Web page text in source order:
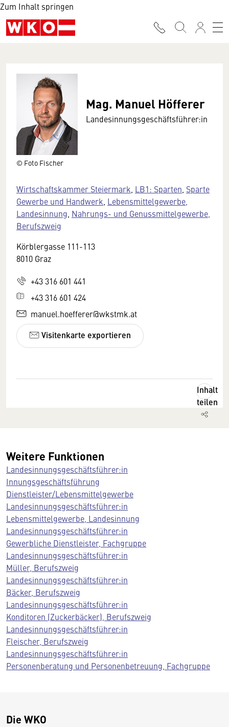
Zum Inhalt springen
© Foto Fischer
Mag. Manuel Höfferer
Landesinnungsgeschäftsführer:in
Wirtschaftskammer Steiermark LB1: Sparten Sparte
Gewerbe und Handwerk Lebensmittelgewerbe,
Landesinnung Nahrungs- und Genussmittelgewerbe,
Berufszweig
Körblergasse 111-113
8010 Graz
+43 316 601 441
+43 316 601 424
manuel.hoefferer@wkstmk.at
Visitenkarte exportieren
Inhalt
teilen
Weitere Funktionen
Landesinnungsgeschäftsführer:in
Innungsgeschäftsführung
Dienstleister/Lebensmittelgewerbe
Landesinnungsgeschäftsführer:in
Lebensmittelgewerbe, Landesinnung
Landesinnungsgeschäftsführer:in
Gewerbliche Dienstleister, Fachgruppe
Landesinnungsgeschäftsführer:in
Müller, Berufszweig
Landesinnungsgeschäftsführer:in
Bäcker, Berufszweig
Landesinnungsgeschäftsführer:in
Konditoren (Zuckerbäcker), Berufszweig
Landesinnungsgeschäftsführer:in
Fleischer, Berufszweig
Landesinnungsgeschäftsführer:in
Personenberatung und Personenbetreuung, Fachgruppe
Die WKO